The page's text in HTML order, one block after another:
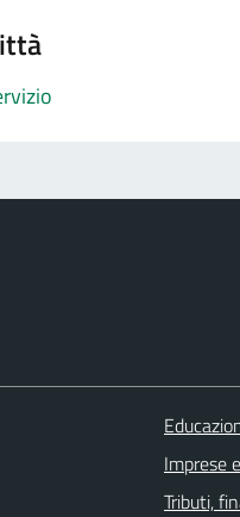
Imprese
Tributi,